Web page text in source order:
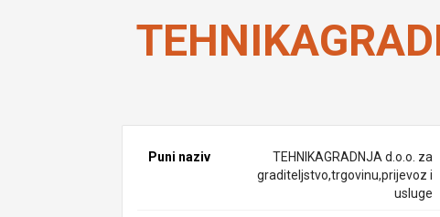
Puni naziv
TEHNIKAGRADNJA d.o.o. za
graditeljstvo,trgovinu,prijevoz i
usluge